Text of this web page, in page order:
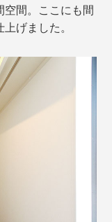
間。ここにも間
げました。